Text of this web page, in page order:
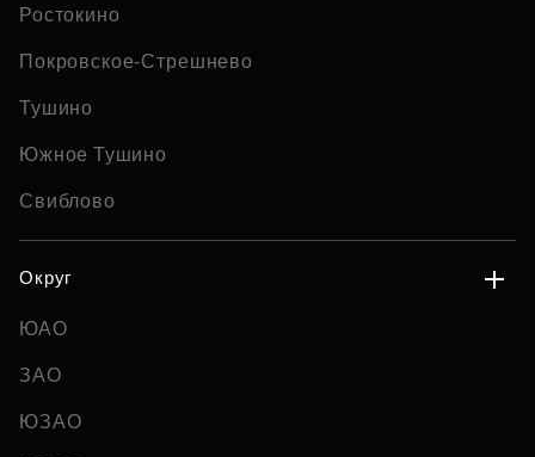
Ростокино
Покровское-Стрешнево
Тушино
Южное Тушино
Свиблово
Округ
ЮАО
ЗАО
ЮЗАО